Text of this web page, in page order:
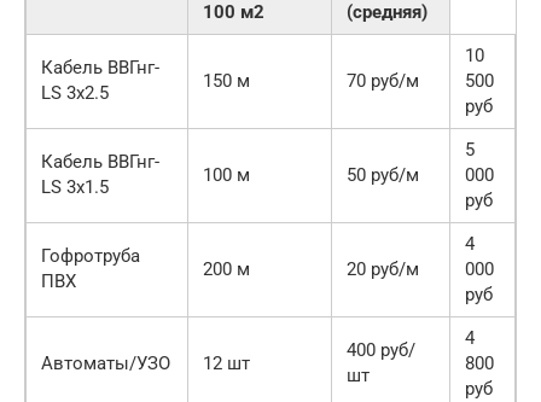
100 м2
(средняя)
Кабель ВВГнг-
LS 3х2.5
150 м 70 руб/м
10
500
руб
Кабель ВВГнг-
LS 3х1.5
100 м 50 руб/м
5
000
руб
Гофротруба
ПВХ
200 м 20 руб/м
4
000
руб
Автоматы/УЗО 12 шт
400 руб/
шт
4
800
руб